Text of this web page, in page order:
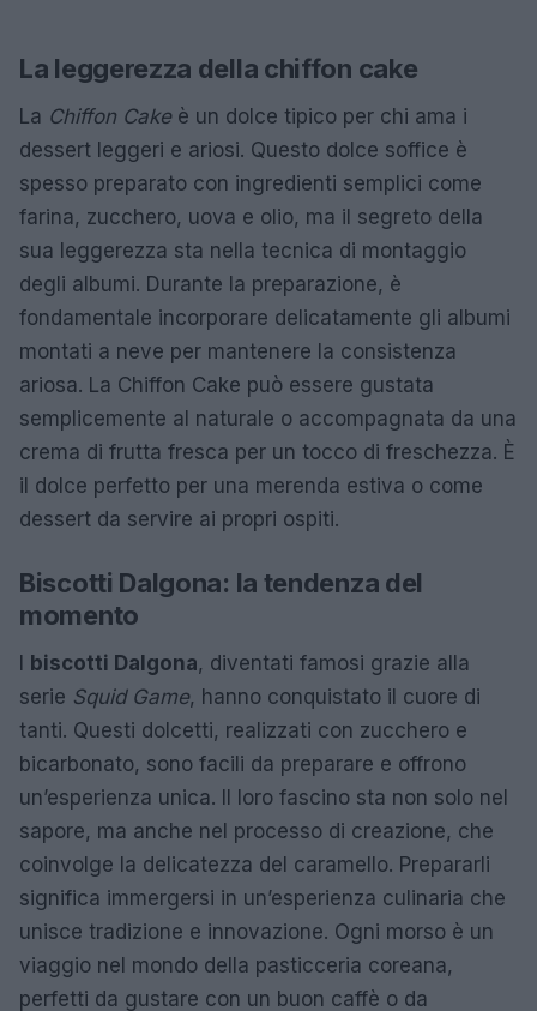
La leggerezza della chiffon cake
La Chiffon Cakeè un dolce tipico per chi ama i
dessert leggeri e ariosi. Questo dolce soffice è
spesso preparato con ingredienti semplici come
farina, zucchero, uova e olio, ma il segreto della
sua leggerezza sta nella tecnica di montaggio
degli albumi. Durante la preparazione, è
fondamentale incorporare delicatamente gli albumi
montati a neve per mantenere la consistenza
ariosa. La Chiffon Cake può essere gustata
semplicemente al naturale o accompagnata da una
crema di frutta fresca per un tocco di freschezza. È
il dolce perfetto per una merenda estiva o come
dessert da servire ai propri ospiti.
Biscotti Dalgona: la tendenza del
momento
I biscotti Dalgona, diventati famosi grazie alla
serie Squid Game, hanno conquistato il cuore di
tanti. Questi dolcetti, realizzati con zucchero e
bicarbonato, sono facili da preparare e offrono
un’esperienza unica. Il loro fascino sta non solo nel
sapore, ma anche nel processo di creazione, che
coinvolge la delicatezza del caramello. Prepararli
significa immergersi in un’esperienza culinaria che
unisce tradizione e innovazione. Ogni morso è un
viaggio nel mondo della pasticceria coreana,
perfetti da gustare con un buon caffè o da